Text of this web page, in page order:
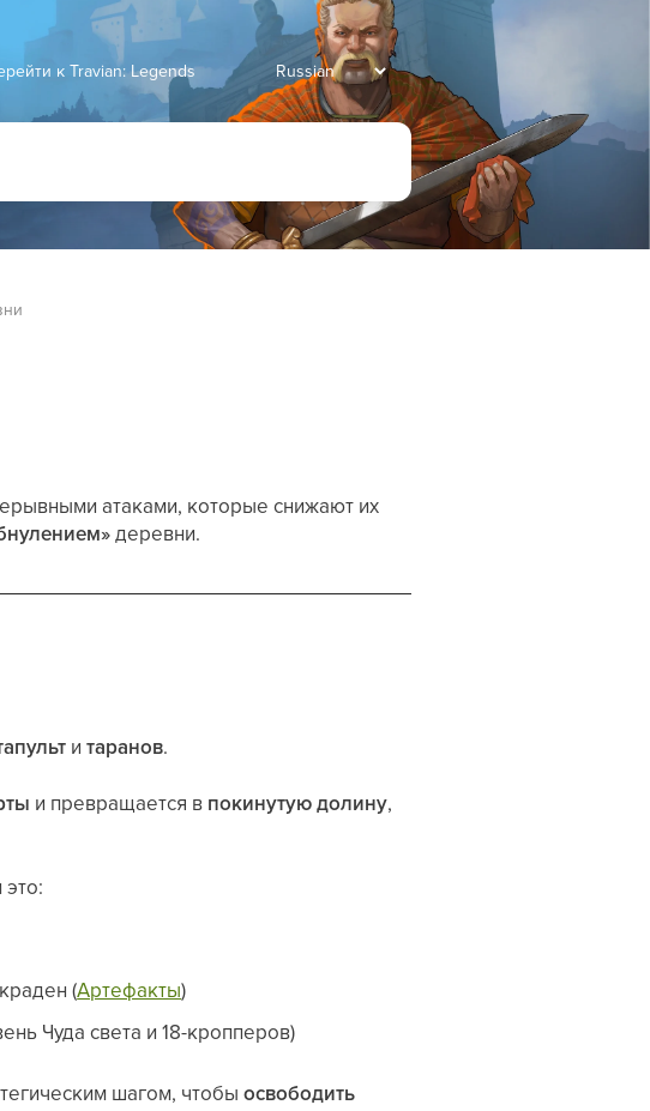
к Travian: Legends
атаками, которые снижают их
деревни.
итаранов.
и превращается в покинутую долину,
это:
(Артефакты)
Чуда света и 18-кропперов)
шагом, чтобыосвободить